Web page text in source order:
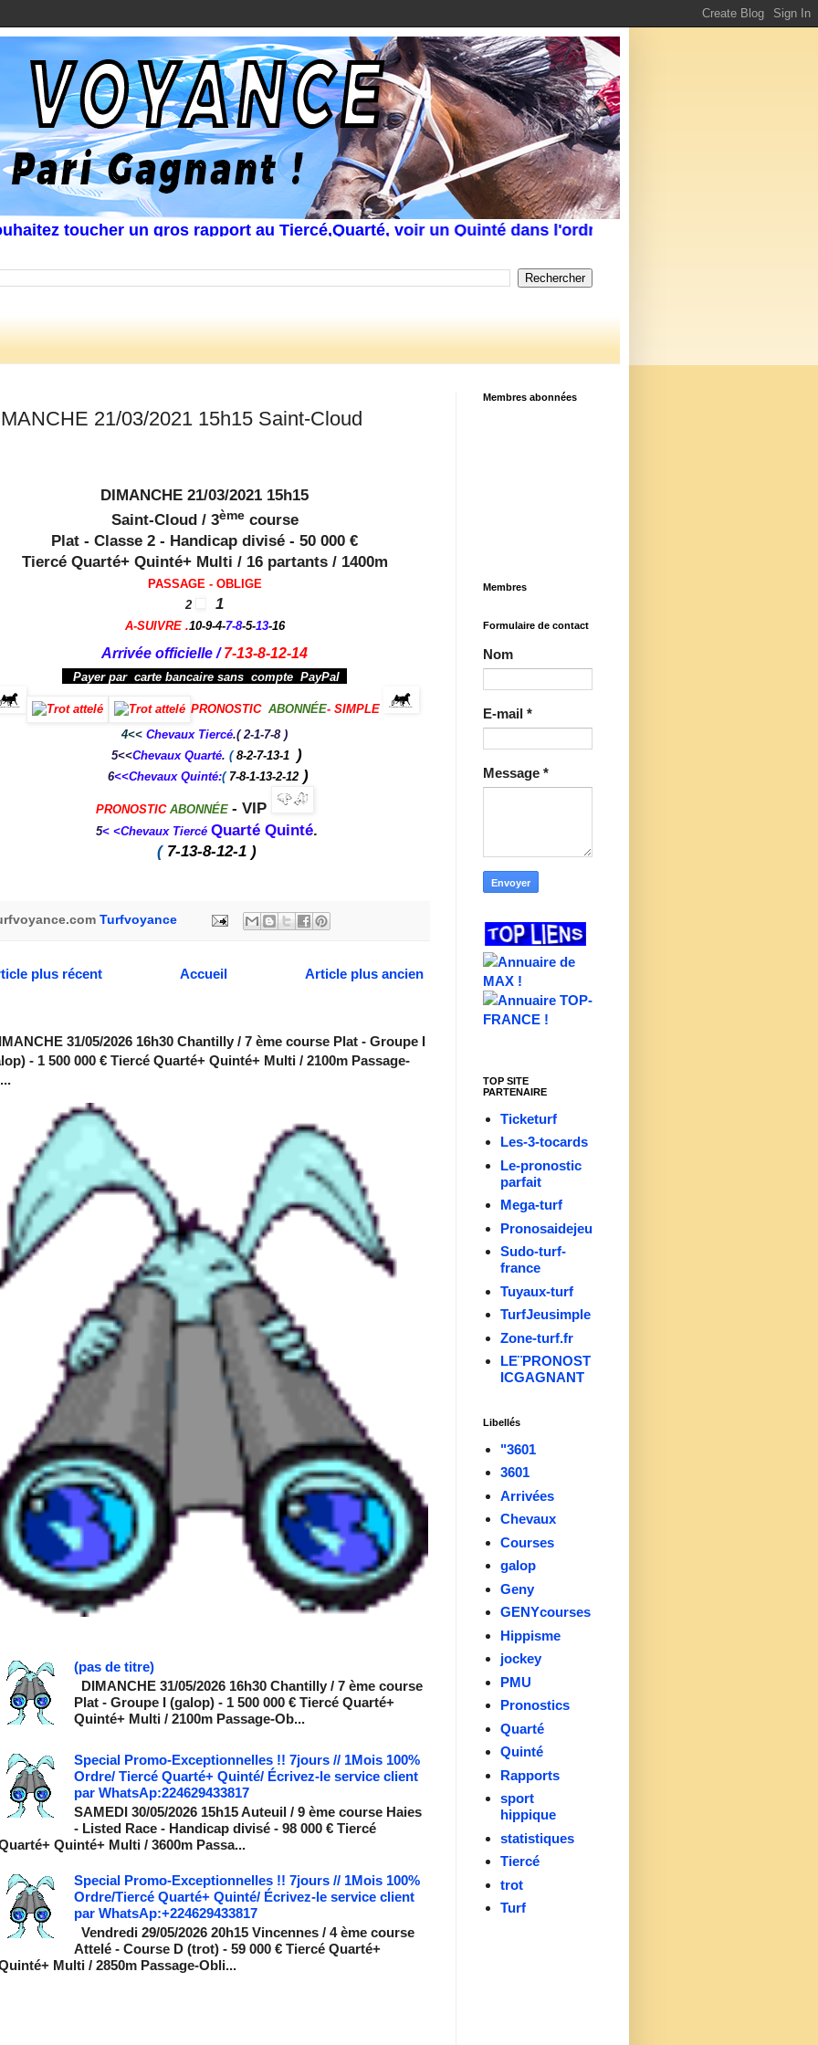
toucher un gros rapport au Tiercé,Quarté, voir un Quinté dans l'ordre Écrivez-nous au service client
21/03/2021 15h15 Saint-Cloud
DIMANCHE 21/03/2021 15h15
Saint-Cloud / 3èmecourse
Plat - Classe 2 - Handicap divisé - 50 000 €
Tiercé Quarté+ Quinté+ Multi / 16 partants / 1400m
PASSAGE - OBLIGE
2
1
A-SUIVRE.10-9-4-7-8-5-13-16
Arrivée officielle /7-13-8-12-14
Payer par carte bancaire sans compte PayPal
PRONOSTIC ABONNÉE- SIMPLE
4<< Chevaux Tiercé.( 2-1-7-8 )
5<<Chevaux Quarté. (8-2-7-13-1 )
6<<Chevaux Quinté:( 7-8-1-13-2-12 )
PRONOSTIC ABONNÉE - VIP
5< <Chevaux Tiercé Quarté Quinté.
( 7-13-8-12-1 )
Turfvoyance
plus récent Article plus ancien
Accueil
31/05/2026 16h30 Chantilly / 7 ème course Plat - Groupe I
- 1 500 000 € Tiercé Quarté+ Quinté+ Multi / 2100m Passage-
(pas de titre)
DIMANCHE 31/05/2026 16h30 Chantilly / 7 ème course
Plat - Groupe I (galop) - 1 500 000 € Tiercé Quarté+
Quinté+ Multi / 2100m Passage-Ob...
Special Promo-Exceptionnelles !! 7jours // 1Mois 100%
Ordre/ Tiercé Quarté+ Quinté/ Écrivez-le service client
par WhatsAp:224629433817
SAMEDI 30/05/2026 15h15 Auteuil / 9 ème course Haies
- Listed Race - Handicap divisé - 98 000 € Tiercé
Quinté+ Multi / 3600m Passa...
Special Promo-Exceptionnelles !! 7jours // 1Mois 100%
Ordre/Tiercé Quarté+ Quinté/ Écrivez-le service client
par WhatsAp:+224629433817
Vendredi 29/05/2026 20h15 Vincennes / 4 ème course
Attelé - Course D (trot) - 59 000 € Tiercé Quarté+
Multi / 2850m Passage-Obli...
Membres abonnées
Membres
Formulaire de contact
Nom
E-mail *
Message *
TOP SITE
PARTENAIRE
Ticketurf
Les-3-tocards
Le-pronostic
parfait
Mega-turf
Pronosaidejeu
Sudo-turf-
france
Tuyaux-turf
TurfJeusimple
Zone-turf.fr
LE¨PRONOST
ICGAGNANT
Libellés
"3601
3601
Arrivées
Chevaux
Courses
galop
Geny
GENYcourses
Hippisme
jockey
PMU
Pronostics
Quarté
Quinté
Rapports
sport
hippique
statistiques
Tiercé
trot
Turf